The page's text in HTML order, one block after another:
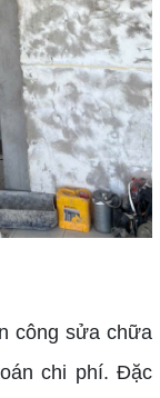
công sửa chữa
chi phí. Đặc